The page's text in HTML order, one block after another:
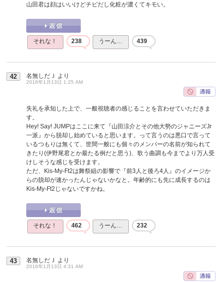
山田君は顔はいいけどチビだし化粧が濃くてキモい。
それな！ 238 うーん… 439
42 名無しだＪ より
2016年1月13日 1:25 AM
失礼を承知した上で、一般視聴者の感じることを言わせていただきま
す。
Hey! Say! JUMPはここに来て『山田涼介とその他大勢のジャニーズJr
一派』から脱却し始めていると思います。って言うのは悪口で言って
いるつもりは無くて、世間一般にも個々のメンバーの名前が知られて
きたり(伊野尾君とか最たる例だと思う)、歌う曲調も今までより万人受
けしそうな感じを受けます。
ただ、Kis-My-Ft2は舞祭組の影響で『前3人と後ろ4人』のイメージか
らの脱却が速かったんじゃないかなと。年齢的にも先に成長するのは
Kis-My-Ft2じゃないですかね。
それな！ 462 うーん… 232
43 名無しだＪ より
2016年1月13日 4:31 AM